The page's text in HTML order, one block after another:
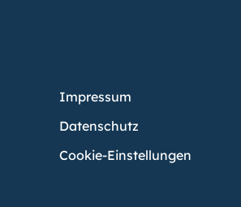
Impressum
Datenschutz
Cookie-Einstellungen